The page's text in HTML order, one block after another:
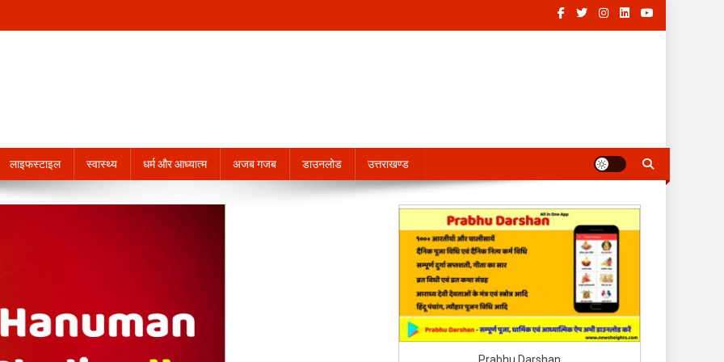
लाइफस्टाइल स्वास्थ्य धर्म और आध्यात्म अजब गजब डाउनलोड उत्तराखण्ड